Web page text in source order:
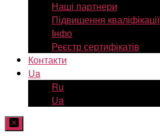
Наші партнери
Підвищення кваліфікації
Інфо
Реєстр сертифікатів
Контакти
Ua
Ru
Ua